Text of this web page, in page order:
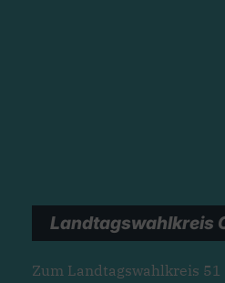
Landtagswahlkreis
Zum Landtagswahlkreis